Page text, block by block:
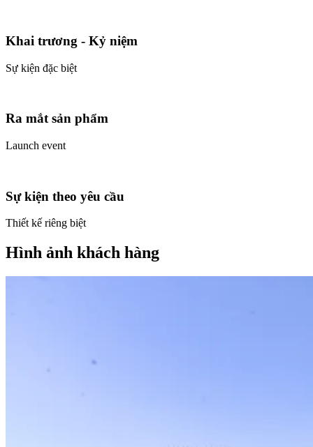
Khai trương - Kỷ niệm
Sự kiện đặc biệt
Ra mắt sản phẩm
Launch event
Sự kiện theo yêu cầu
Thiết kế riêng biệt
Hình ảnh khách hàng